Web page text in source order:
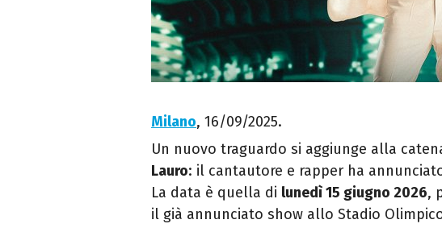
Milano, 16/09/2025.
Un nuovo traguardo si aggiunge alla
Lauro: il cantautore e rapper ha
La data è quella di lunedì 15 giugno 2026,
il già annunciato show allo Stadio